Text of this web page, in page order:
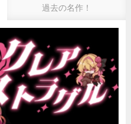
過去の名作！